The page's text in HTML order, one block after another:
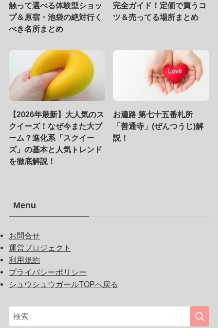
触って選べる体験型ショッ
プ＆原宿・池袋の絶対行く
べき名所まとめ
完全ガイド！定価で買うコ
ツ＆売ってる場所まとめ
【2026年最新】大人気のス
クイーズ！なぜ今また大ブ
ーム？進化系「スクイー
ズ」の基本と人気トレンド
を徹底解説！
お遍路 第七十五番札所
「善通寺」(ぜんつうじ)解
説！
Menu
お問合せ
運営プロジェクト
利用規約
プライバシーポリシー
シュウシュウガールTOPへ戻る